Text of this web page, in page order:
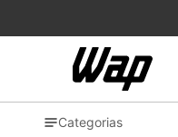
Categorias